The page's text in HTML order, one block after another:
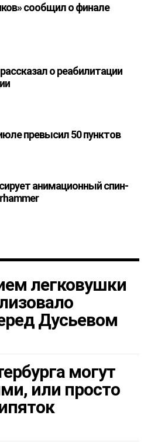
сообщил о финале
о реабилитации
превысил 50 пунктов
анимационный спин-
легковушки
Дусьевом
могут
или просто